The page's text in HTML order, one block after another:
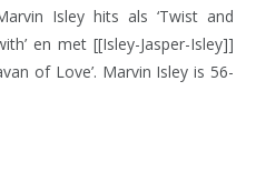
Isley hits als ‘Twist and
en met [[Isley-Jasper-Isley]]
of Love’. Marvin Isley is 56-